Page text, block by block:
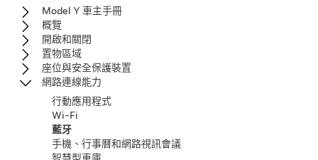
Model Y 車主手冊
概覽
開啟和關閉
置物區域
座位與安全保護裝置
網路連線能力
行動應用程式
Wi-Fi
藍牙
手機、行事曆和網路視訊會議
智慧型車庫